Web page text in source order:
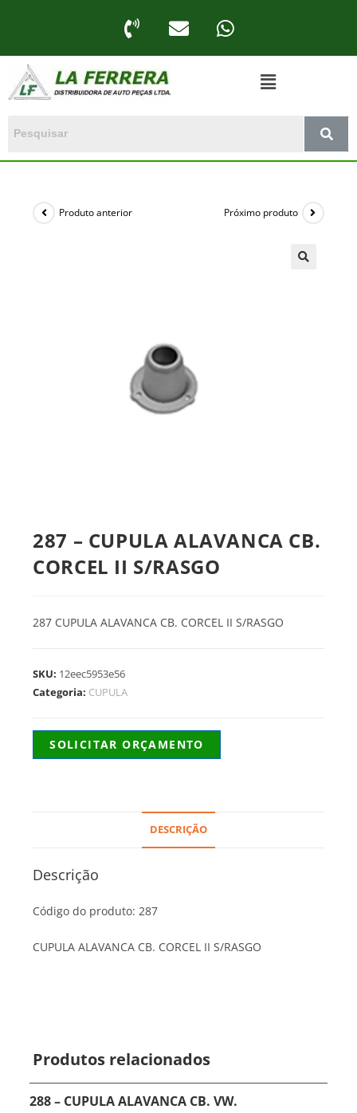
Produto anterior Próximo produto
287 – CUPULA ALAVANCA CB.
CORCEL II S/RASGO
287 CUPULA ALAVANCA CB. CORCEL II S/RASGO
SKU: 12eec5953e56
Categoria: CUPULA
SOLICITAR ORÇAMENTO
DESCRIÇÃO
Descrição
Código do produto: 287
CUPULA ALAVANCA CB. CORCEL II S/RASGO
Produtos relacionados
288 – CUPULA ALAVANCA CB. VW.